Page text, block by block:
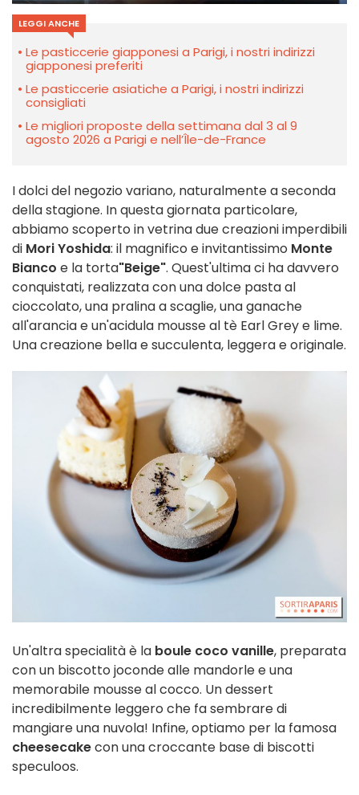
LEGGI ANCHE
Le pasticcerie giapponesi a Parigi, i nostri indirizzi
giapponesi preferiti
Le pasticcerie asiatiche a Parigi, i nostri indirizzi
consigliati
Le migliori proposte della settimana dal 3 al 9
agosto 2026 a Parigi e nell’Île-de-France
I dolci del negozio variano, naturalmente a seconda
della stagione. In questa giornata particolare,
abbiamo scoperto in vetrina due creazioni imperdibili
di Mori Yoshida: il magnifico e invitantissimo Monte
Bianco e la torta"Beige". Quest'ultima ci ha davvero
conquistati, realizzata con una dolce pasta al
cioccolato, una pralina a scaglie, una ganache
all'arancia e un'acidula mousse al tè Earl Grey e lime.
Una creazione bella e succulenta, leggera e originale.
Un'altra specialità è la boule coco vanille, preparata
con un biscotto joconde alle mandorle e una
memorabile mousse al cocco. Un dessert
incredibilmente leggero che fa sembrare di
mangiare una nuvola! Infine, optiamo per la famosa
cheesecakecon una croccante base di biscotti
speculoos.